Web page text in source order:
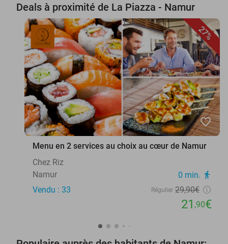
Deals à proximité de La Piazza - Namur
27%
favorite_border
Menu en 2 services au choix au cœur de Namur
Chez Riz
Namur
0 min. directions_walk
Vendu : 33 Régulier 29,90€
21 ,90€